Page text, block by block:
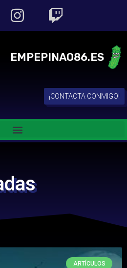
EMPEPINAO86.ES
¡CONTACTA CONMIGO!
ARTÍCULOS